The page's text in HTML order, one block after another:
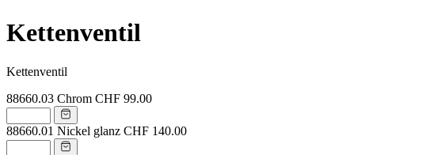
Kettenventil
Kettenventil
88660.03 Chrom CHF 99.00
88660.01 Nickel glanz CHF 140.00